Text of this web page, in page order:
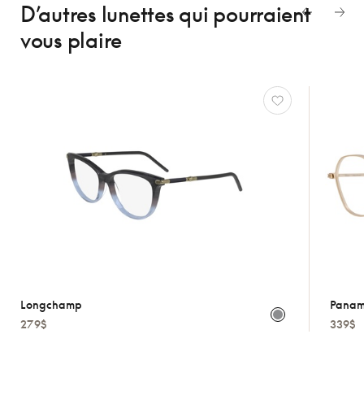
D’autres lunettes qui pourraient
vous plaire
Longchamp
279$
339$